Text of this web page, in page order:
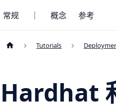
常规 概念 参考
Tutorials
Hardhat